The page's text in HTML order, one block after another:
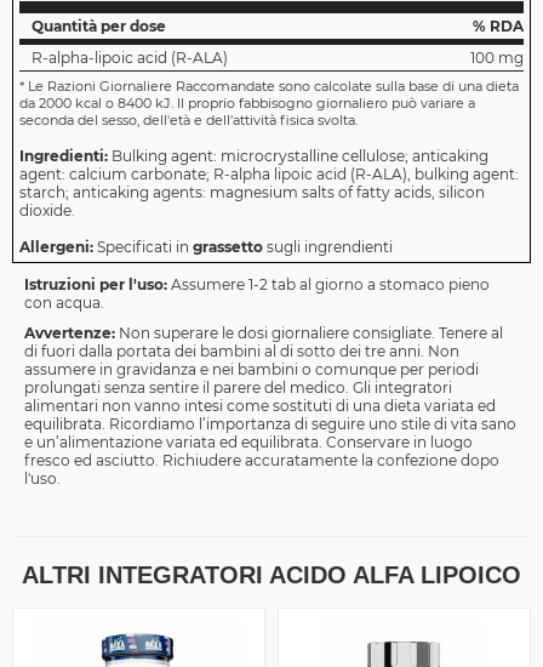
Quantità per dose
% RDA
R-alpha-lipoic acid (R-ALA)
100 mg
* Le Razioni Giornaliere Raccomandate sono calcolate sulla base di una dieta
da 2000 kcal o 8400 kJ. Il proprio fabbisogno giornaliero può variare a
seconda del sesso, dell'età e dell'attività fisica svolta.
Ingredienti: Bulking agent: microcrystalline cellulose; anticaking
agent: calcium carbonate; R-alpha lipoic acid (R-ALA), bulking agent:
starch; anticaking agents: magnesium salts of fatty acids, silicon
dioxide.
Allergeni: Specificati in grassetto sugli ingrendienti
Istruzioni per l'uso: Assumere 1-2 tab al giorno a stomaco pieno
con acqua.
Avvertenze: Non superare le dosi giornaliere consigliate. Tenere al
di fuori dalla portata dei bambini al di sotto dei tre anni. Non
assumere in gravidanza e nei bambini o comunque per periodi
prolungati senza sentire il parere del medico. Gli integratori
alimentari non vanno intesi come sostituti di una dieta variata ed
equilibrata. Ricordiamo l’importanza di seguire uno stile di vita sano
e un’alimentazione variata ed equilibrata. Conservare in luogo
fresco ed asciutto. Richiudere accuratamente la confezione dopo
l'uso.
ALTRI INTEGRATORI ACIDO ALFA LIPOICO